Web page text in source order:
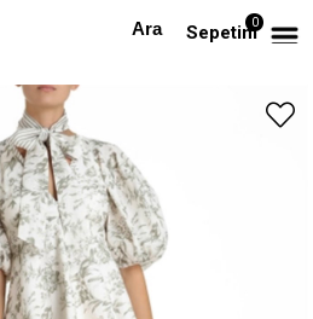
Sepetim0
Kurdeleli Balon Kollu Tasarım Elbise